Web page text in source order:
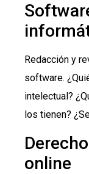
Redacción y
software.
intelectual?
los tienen?
online